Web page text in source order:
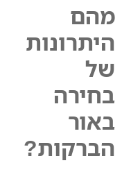
מהם
היתרונות
של
בחירה
באור
הברקות?